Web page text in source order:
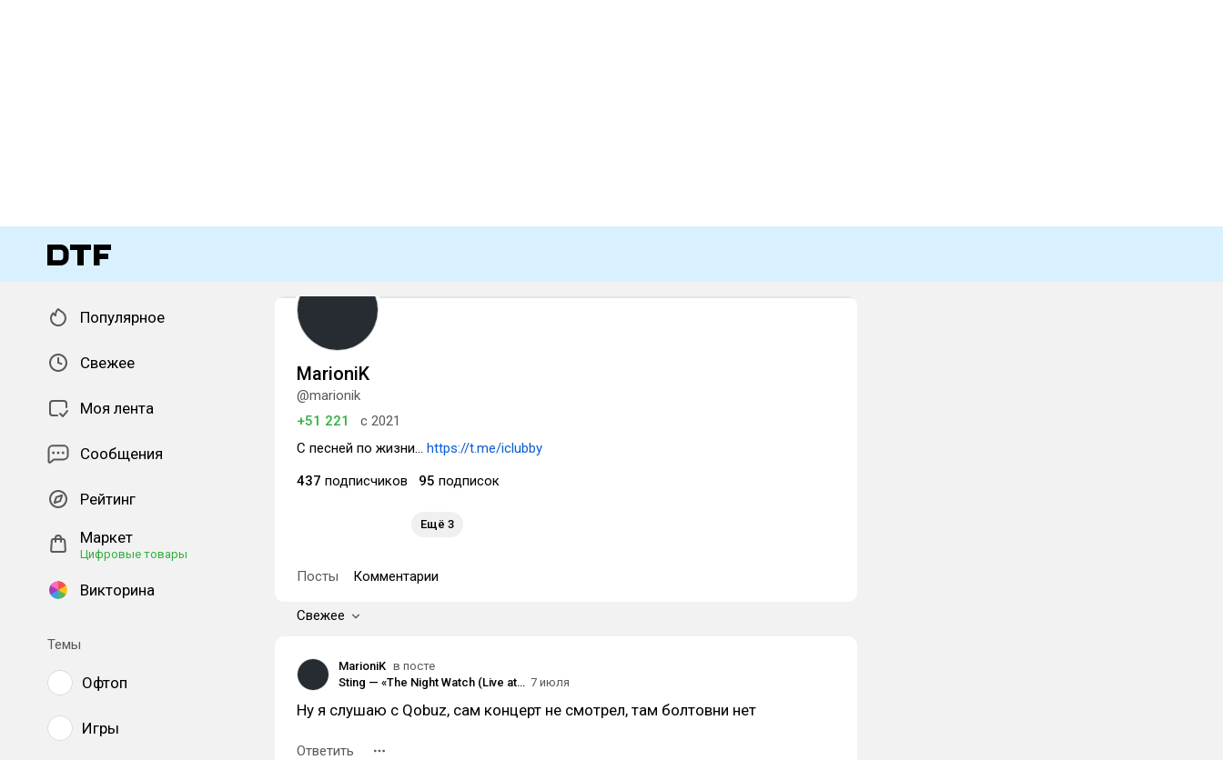
Популярное
Свежее
Моя лента
Сообщения
Рейтинг
Маркет
Цифровые товары
Викторина
Темы
Офтоп
Игры
MarioniK
@marionik
+51 221
с 2021
С песней по жизни... https://t.me/iclubby
437 подписчиков 95 подписок
Ещё 3
Посты Комментарии
Свежее
MarioniK в посте
Sting — «The Night Watch (Live at the Rijksmuseum)» (2026) 7 июля
Ну я слушаю с Qobuz, сам концерт не смотрел, там болтовни нет
Ответить